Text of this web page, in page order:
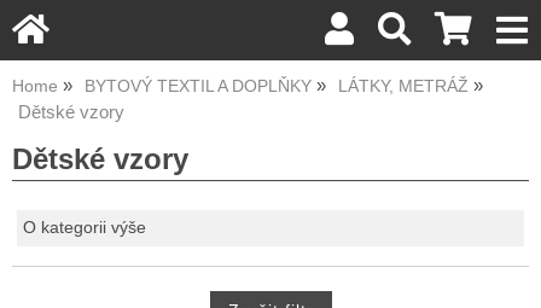
Home BYTOVÝ TEXTIL A DOPLŇKY LÁTKY, METRÁŽ
Dětské vzory
Dětské vzory
O kategorii výše